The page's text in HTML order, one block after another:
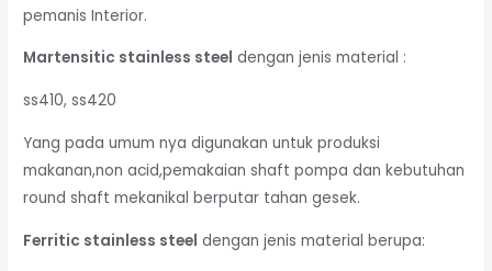
pemanis Interior.
Martensitic stainless steel dengan jenis material :
ss410, ss420
Yang pada umum nya digunakan untuk produksi
makanan,non acid,pemakaian shaft pompa dan kebutuhan
round shaft mekanikal berputar tahan gesek.
Ferritic stainless steel dengan jenis material berupa: